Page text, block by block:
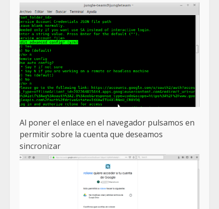
Al poner el enlace en el navegador pulsamos en
permitir sobre la cuenta que deseamos
sincronizar